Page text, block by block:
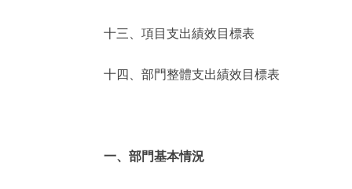
十三、項目支出績效目標表
十四、部門整體支出績效目標表
一、部門基本情況